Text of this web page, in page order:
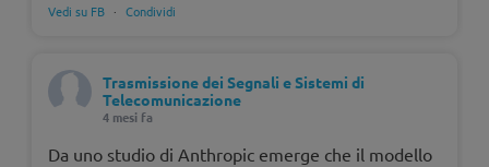
Vedi su FB · Condividi
Trasmissione dei Segnali e Sistemi di
Telecomunicazione
4 mesi fa
Da uno studio di Anthropic emerge che il modello